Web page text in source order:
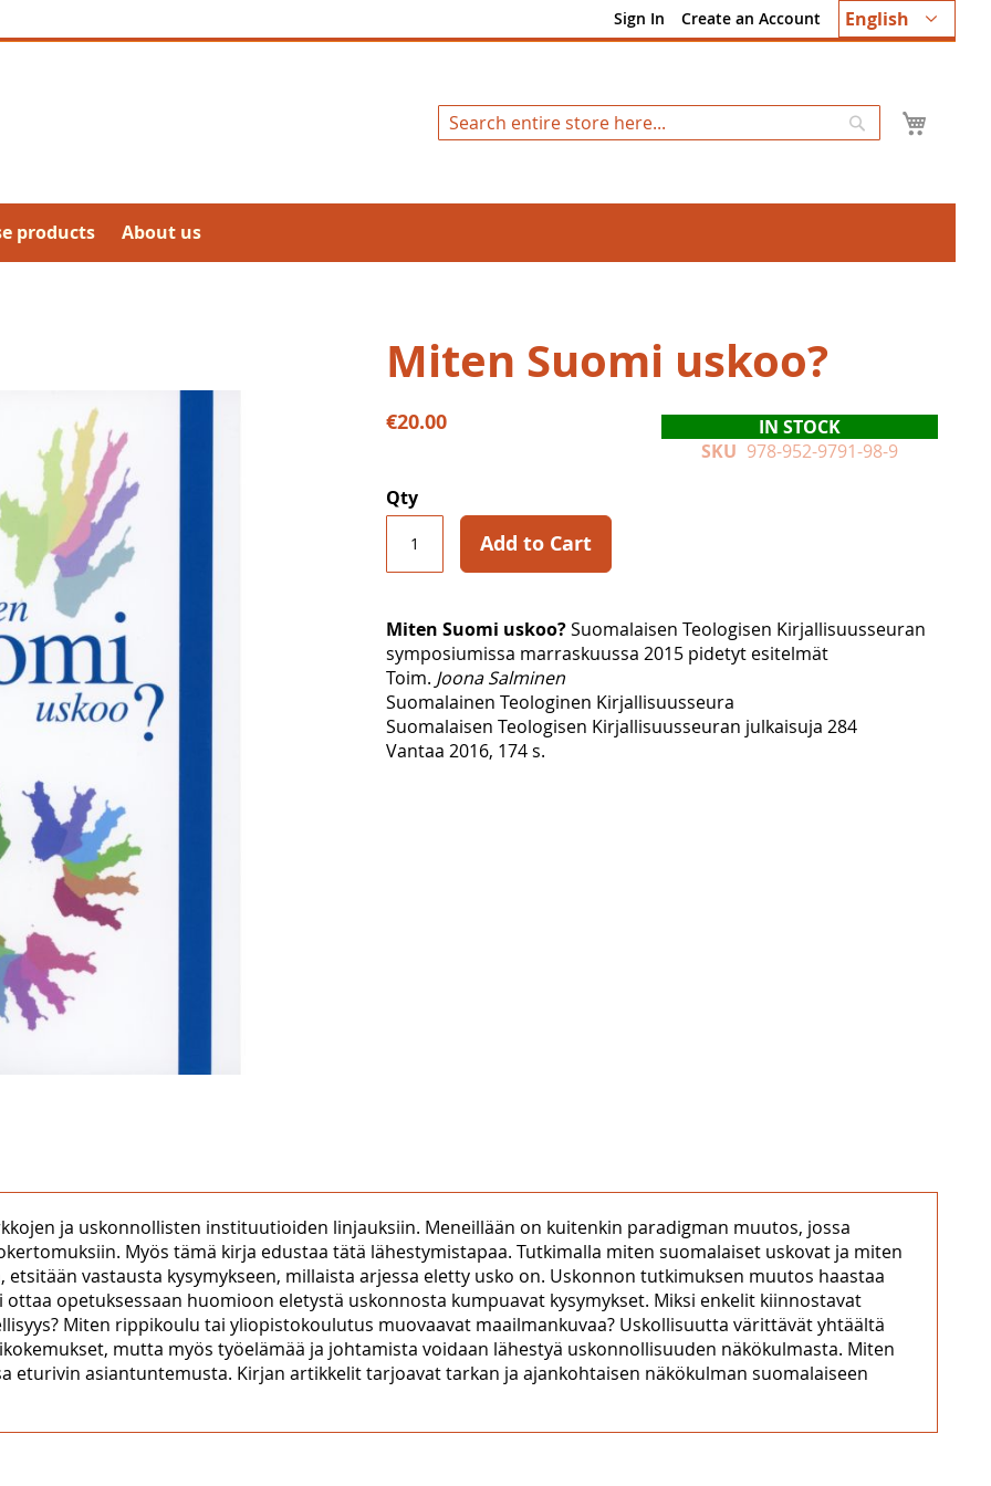
Language
English
Sign In Create an Account
Search
products About us
Miten Suomi uskoo?
€20.00
IN STOCK
SKU 978-952-9791-98-9
Qty
Add to Cart
Miten Suomi uskoo?Suomalaisen Teologisen Kirjallisuusseuran
symposiumissa marraskuussa 2015 pidetyt esitelmät
Toim. Joona Salminen
Suomalainen Teologinen Kirjallisuusseura
Suomalaisen Teologisen Kirjallisuusseuran julkaisuja 284
Vantaa 2016, 174 s.
ja uskonnollisten instituutioiden linjauksiin. Meneillään on kuitenkin paradigman muutos, jossa
Myös tämä kirja edustaa tätä lähestymistapaa. Tutkimalla miten suomalaiset uskovat ja miten
etsitään vastausta kysymykseen, millaista arjessa eletty usko on. Uskonnon tutkimuksen muutos haastaa
opetuksessaan huomioon eletystä uskonnosta kumpuavat kysymykset. Miksi enkelit kiinnostavat
Miten rippikoulu tai yliopistokoulutus muovaavat maailmankuvaa? Uskollisuutta värittävät yhtäältä
mutta myös työelämää ja johtamista voidaan lähestyä uskonnollisuuden näkökulmasta. Miten
eturivin asiantuntemusta. Kirjan artikkelit tarjoavat tarkan ja ajankohtaisen näkökulman suomalaiseen